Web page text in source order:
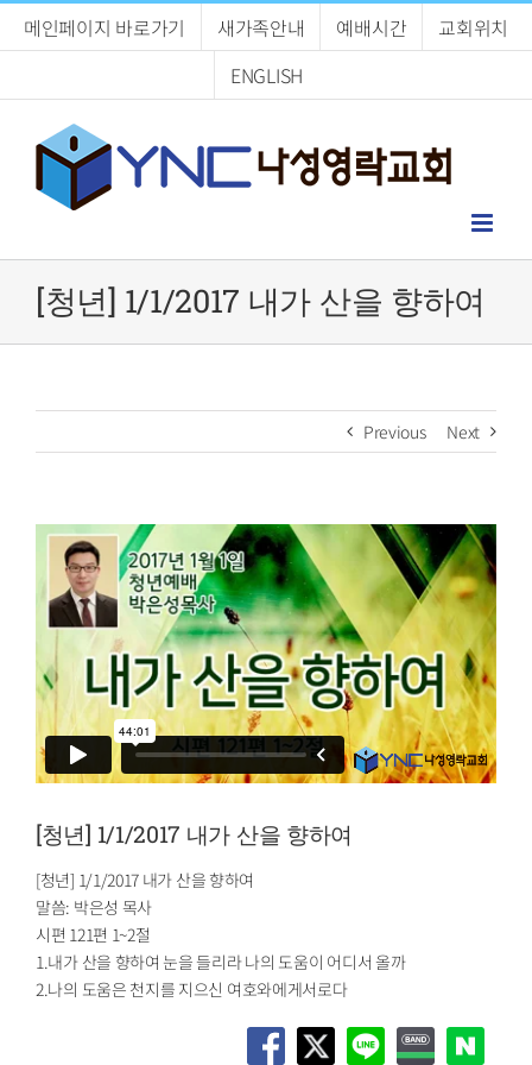
메인페이지 바로가기 새가족안내 예배시간
교회위치
ENGLISH
[청년] 1/1/2017 내가 산을 향하여
Previous Next
[청년] 1/1/2017 내가 산을 향하여
[청년] 1/1/2017 내가 산을 향하여
말씀: 박은성 목사
시편 121편 1~2절
1.내가 산을 향하여 눈을 들리라 나의 도움이 어디서 올까
2.나의 도움은 천지를 지으신 여호와에게서로다